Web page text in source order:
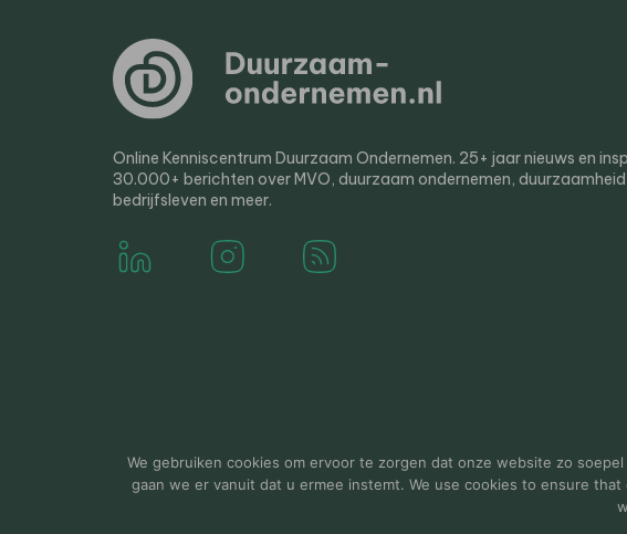
Online Kenniscentrum Duurzaam Ondernemen. 25+ jaar nieuws en
30.000+ berichten over MVO, duurzaam ondernemen, duurzaamheid
bedrijfsleven en meer.
© 2000-2026 Van der Molen EIS Colofon Disclaimer Privacy
We gebruiken cookies om ervoor te zorgen dat onze website zo
gaan we er vanuit dat u ermee instemt. We use cookies to ensure